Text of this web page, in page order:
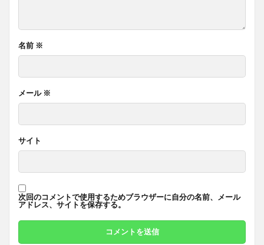
名前 ※
メール ※
サイト
次回のコメントで使用するためブラウザーに自分の名前、メール
アドレス、サイトを保存する。